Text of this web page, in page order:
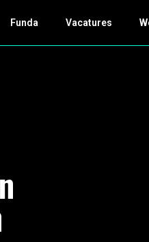
Funda Vacatures